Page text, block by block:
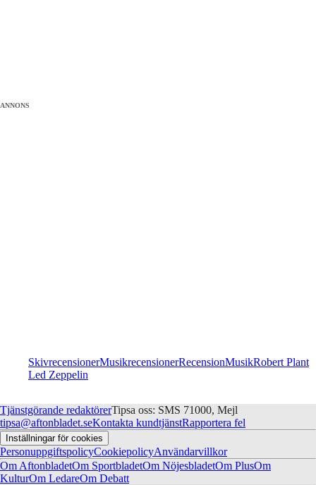
ANNONS
SkivrecensionerMusikrecensionerRecensionMusikRobert Plant
Led Zeppelin
Tjänstgörande redaktörerTipsa oss: SMS 71000, Mejl
tipsa@aftonbladet.seKontakta kundtjänstRapportera fel
Inställningar för cookies
PersonuppgiftspolicyCookiepolicyAnvändarvillkor
Om AftonbladetOm SportbladetOm NöjesbladetOm PlusOm
KulturOm LedareOm Debatt